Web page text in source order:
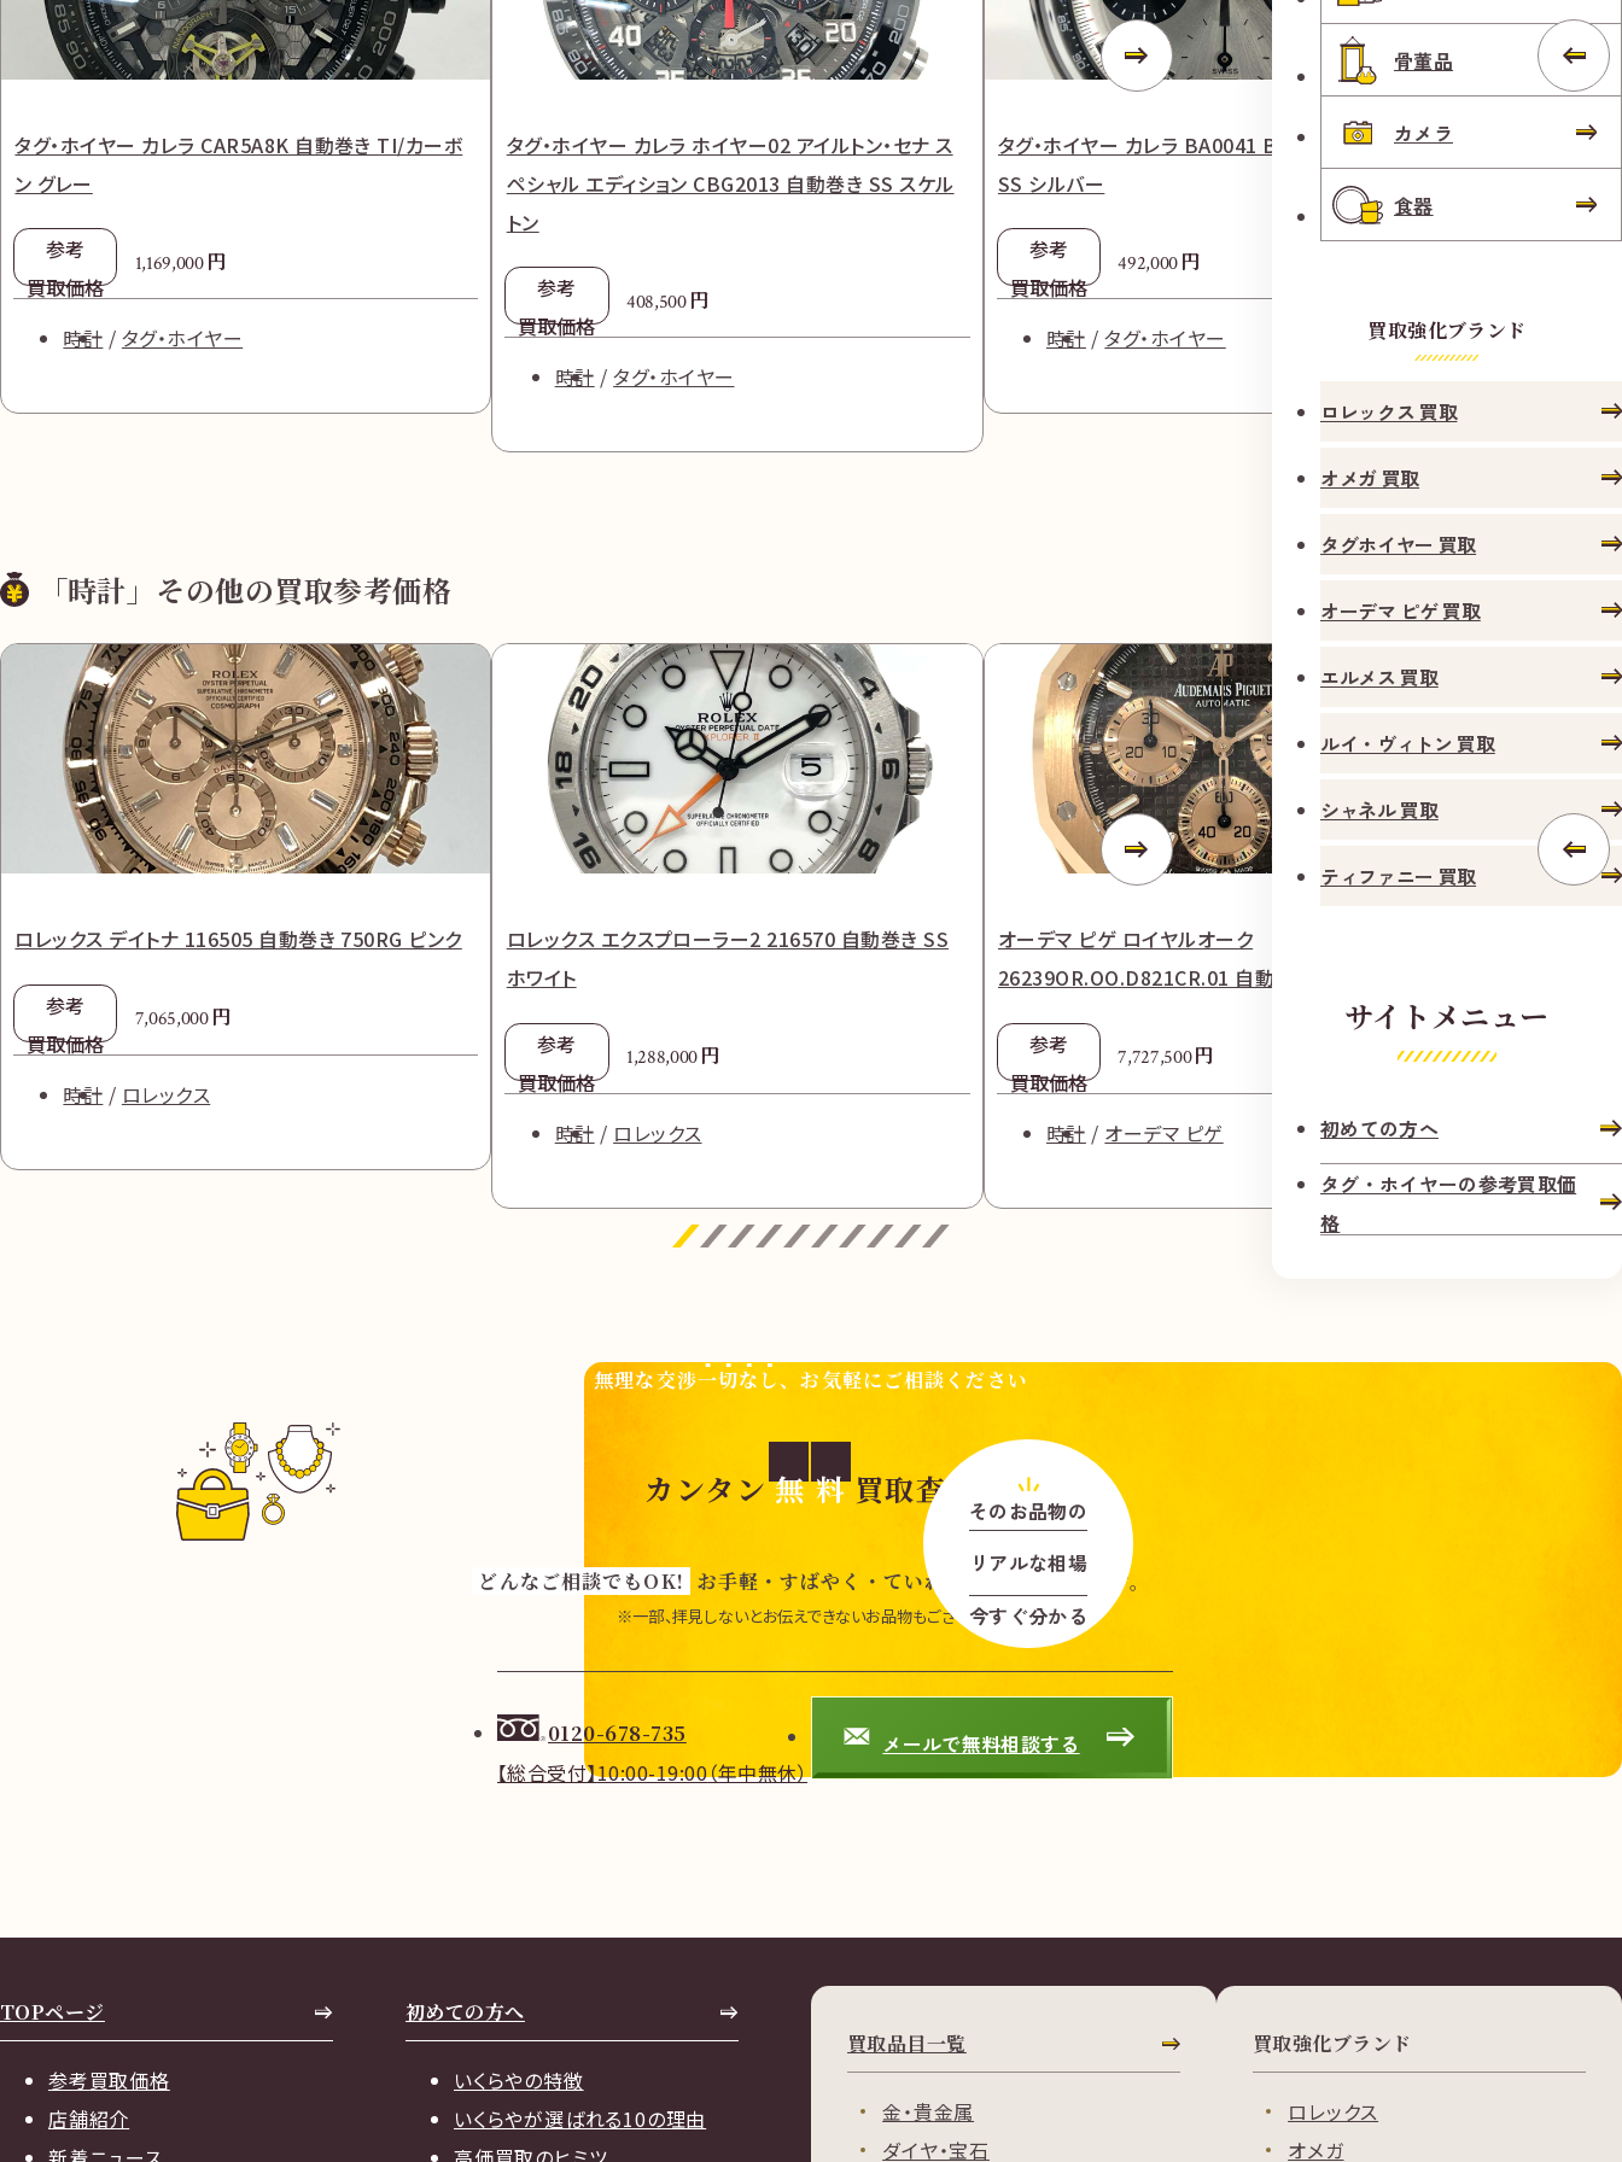
タグ・ホイヤー カレラ CAR5A8K 自動巻き TI/カーボ
ン グレー
参考
買取価格
1,169,000円
時計 タグ・ホイヤー
タグ・ホイヤー カレラ ホイヤー02 アイルトン・セナ ス
ペシャル エディション CBG2013 自動巻き SS スケル
トン
参考
買取価格
408,500 円
時計 タグ・ホイヤー
タグ・ホイヤー カレラ BA0041 BWB3911 自動巻き
SS シルバー
参考
買取価格
492,000円
時計 タグ・ホイヤー
タグ・ホイヤ
買取価格
「時計」その他の買取参考価格
ロレックス デイトナ 116505 自動巻き 750RG ピンク
参考
買取価格
7,065,000円
時計 ロレックス
ロレックス エクスプローラー2 216570 自動巻き SS
ホワイト
参考
買取価格
1,288,000円
時計 ロレックス
オーデマ ピゲ ロイヤルオーク
26239OR.OO.D821CR.01 自動巻き 750/革 ブラウン
参考
買取価格
7,727,500円
時計 オーデマ ピゲ
無理な交渉一切なし、お気軽にご相談ください
そのお品物の
リアルな相場
今すぐ分かる
カンタン 無 料 買取査定
どんなご相談でもOK! お手軽・すばやく・ていねいに査定いたします。
※一部、拝見しないとお伝えできないお品物もございます。
0120-678-735
【総合受付】10:00-19:00（年中無休）
メールで無料相談する
骨董品
カメラ
食器
買取強化ブランド
ロレックス 買取
オメガ 買取
タグホイヤー 買取
オーデマ ピゲ 買取
エルメス 買取
ルイ・ヴィトン 買取
シャネル 買取
ティファニー 買取
サイトメニュー
初めての方へ
タグ・ホイヤーの参考買取価
格
TOPページ
参考買取価格
店舗紹介
初めての方へ
いくらやの特徴
いくらやが選ばれる10の理由
買取品目一覧
金・貴金属
ダイヤ・宝石
買取強化ブランド
ロレックス
オメガ